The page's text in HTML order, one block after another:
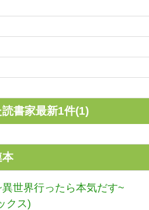
書家最新1件(1)
本
世界行ったら本気だす~
クス)